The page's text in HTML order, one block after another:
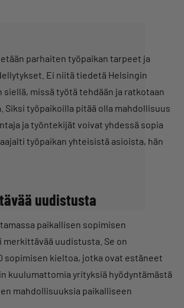
parhaiten työpaikan tarpeet ja
Ei niitä tiedetä Helsingin
siellä, missä työtä tehdään ja ratkotaan
Siksi työpaikoilla pitää olla mahdollisuus
ja työntekijät voivat yhdessä sopia
työpaikan yhteisistä asioista, hän
uudistusta
paikallisen sopimisen
merkittävää uudistusta. Se on
sopimisen kieltoa, jotka ovat estäneet
kuulumattomia yrityksiä hyödyntämästä
mahdollisuuksia paikalliseen